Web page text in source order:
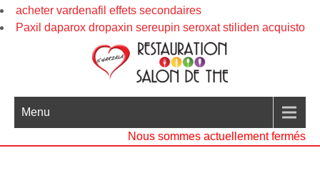
acheter vardenafil effets secondaires
Paxil daparox dropaxin sereupin seroxat stiliden acquisto
Menu
Nous sommes actuellement fermés